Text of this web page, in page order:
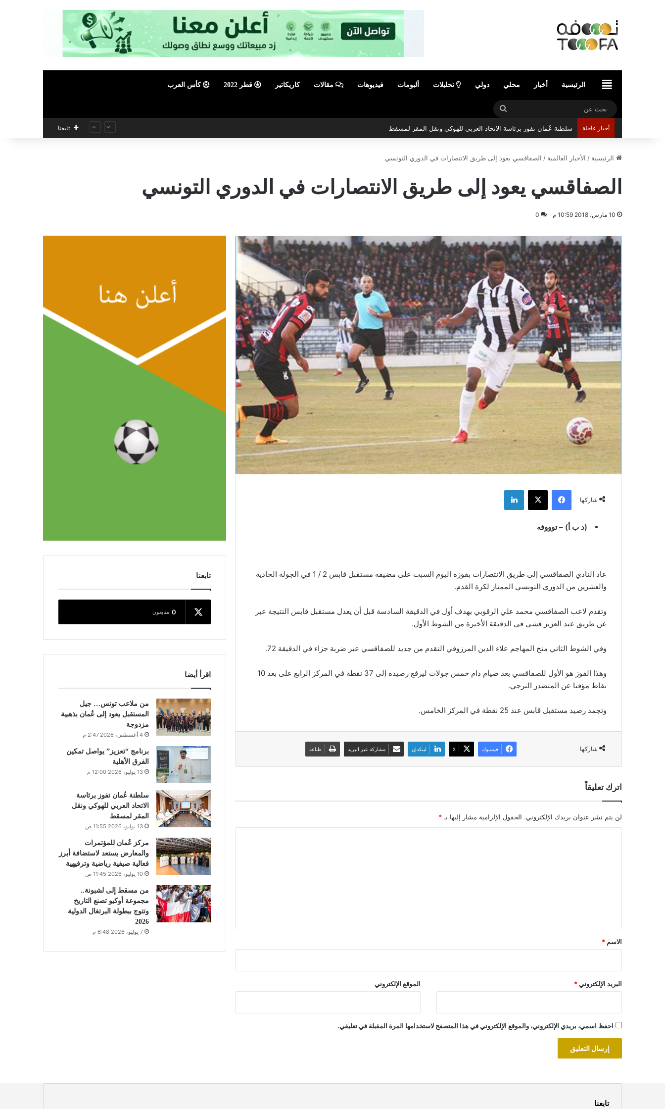
الرئيسيةالرئيسية أخبار محلي دولي تحليلات ألبومات فيديوهات مقالات كاريكاتير قطر 2022 كأس العرب
بحث
عن
أخبار عاجلة سلطنة عُمان تفوز برئاسة الاتحاد العربي للهوكي ونقل المقر لمسقط تابعنا
الرئيسية / الأخبار العالمية / الصفاقسي يعود إلى طريق الانتصارات في الدوري التونسي
الصفاقسي يعود إلى طريق الانتصارات في الدوري التونسي
10 مارس، 2018 10:59 م 0
شاركها
فيسبوك ‫X لينكدإن
(د ب أ) – توووفه
عاد النادي الصفاقسي إلى طريق الانتصارات بفوزه اليوم السبت على مضيفه مستقبل قابس 2 / 1 في الجولة الحادية
والعشرين من الدوري التونسي الممتاز لكرة القدم.
وتقدم لاعب الصفاقسي محمد علي الرقوبي بهدف أول في الدقيقة السادسة قبل أن يعدل مستقبل قابس النتيجة عبر
عن طريق عبد العزيز قشي في الدقيقة الأخيرة من الشوط الأول.
وفي الشوط الثاني منح المهاجم علاء الدين المرزوقي التقدم من جديد للصفاقسي عبر ضربة جزاء في الدقيقة 72.
وهذا الفوز هو الأول للصفاقسي بعد صيام دام خمس جولات ليرفع رصيده إلى 37 نقطة في المركز الرابع على بعد 10
نقاط مؤقتا عن المتصدر الترجي.
وتجمد رصيد مستقبل قابس عند 25 نقطة في المركز الخامس.
شاركها فيسبوك ‫X لينكدإن مشاركة عبر البريد طباعة
اترك تعليقاً
لن يتم نشر عنوان بريدك الإلكتروني. الحقول الإلزامية مشار إليها بـ *
*
الاسم *
البريد الإلكتروني* الموقع الإلكتروني
احفظ اسمي، بريدي الإلكتروني، والموقع الإلكتروني في هذا المتصفح لاستخدامها المرة المقبلة في تعليقي.
تابعنا
0 متابعون
اقرأ أيضا
من ملاعب تونس… جيل
المستقبل يعود إلى عُمان بذهبية
مزدوجة
4 أغسطس، 2026 2:47 م
برنامج “تعزيز” يواصل تمكين
الفرق الأهلية
13 يوليو، 2026 12:00 م
سلطنة عُمان تفوز برئاسة
الاتحاد العربي للهوكي ونقل
المقر لمسقط
13 يوليو، 2026 11:55 ص
مركز عُمان للمؤتمرات
والمعارض يستعد لاستضافة أبرز
فعالية صيفية رياضية وترفيهية
10 يوليو، 2026 11:45 ص
من مسقط إلى لشبونة..
مجموعة أوكيو تصنع التاريخ
وتتوج ببطولة البرتغال الدولية
2026
7 يوليو، 2026 6:48 م
تابعنا